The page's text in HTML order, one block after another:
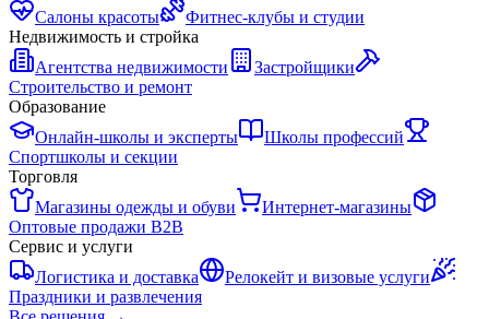
Салоны красоты
Фитнес-клубы и студии
Недвижимость и стройка
Агентства недвижимости
Застройщики
Строительство и ремонт
Образование
Онлайн-школы и эксперты
Школы профессий
Спортшколы и секции
Торговля
Магазины одежды и обуви
Интернет-магазины
Оптовые продажи B2B
Сервис и услуги
Логистика и доставка
Релокейт и визовые услуги
Праздники и развлечения